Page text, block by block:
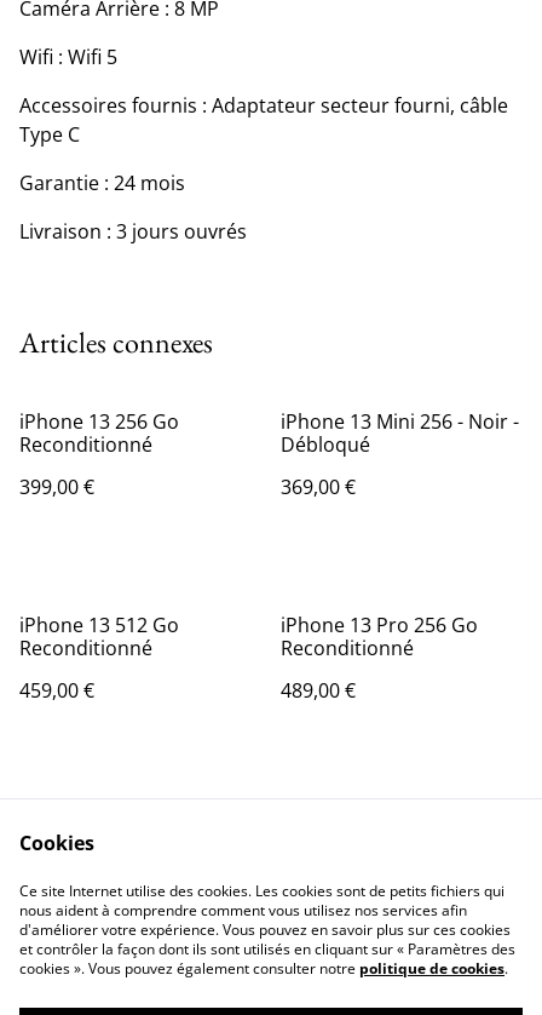
Caméra Arrière : 8 MP
Wifi : Wifi 5
Accessoires fournis : Adaptateur secteur fourni, câble
Type C
Garantie : 24 mois
Livraison : 3 jours ouvrés
Articles connexes
iPhone 13 256 Go
Reconditionné
399,00 €
iPhone 13 Mini 256 - Noir -
Débloqué
369,00 €
iPhone 13 512 Go
Reconditionné
459,00 €
iPhone 13 Pro 256 Go
Reconditionné
489,00 €
Contactez-nous
Conditions
Politique de
confidentialité
Politique de cookies
Cookies
Ce site Internet utilise des cookies. Les cookies sont de petits fichiers qui
nous aident à comprendre comment vous utilisez nos services afin
d'améliorer votre expérience. Vous pouvez en savoir plus sur ces cookies
et contrôler la façon dont ils sont utilisés en cliquant sur « Paramètres des
cookies ». Vous pouvez également consulter notre politique de cookies.